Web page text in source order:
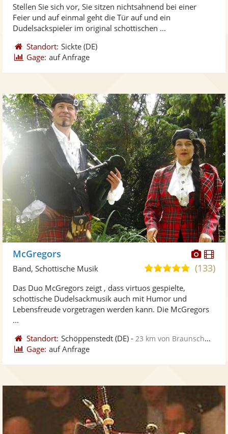
5
Stellen Sie sich vor, Sie sitzen nichtsahnend bei einer
Feier und auf einmal geht die Tür auf und ein
Dudelsackspieler im original schottischen ...
Standort: Sickte (DE)
Gage: auf Anfrage
McGregors
5,0
Sternen
(133)
Band, Schottische Musik
Das Duo McGregors zeigt , dass virtuos gespielte,
schottische Dudelsackmusik auch mit Humor und
Lebensfreude vorgetragen werden kann. Die McGregors
...
Standort: Schöppenstedt (DE) - 23 km von Braunschweig
Gage: auf Anfrage